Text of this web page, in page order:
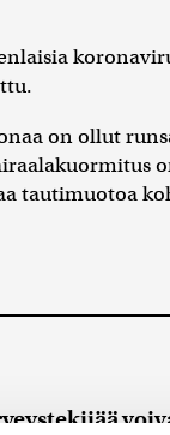
on ollut
tautimuotoa